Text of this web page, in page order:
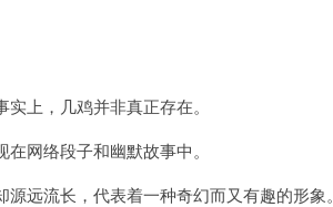
上，几鸡并非真正存在。
网络段子和幽默故事中。
流长，代表着一种奇幻而又有趣的形象。